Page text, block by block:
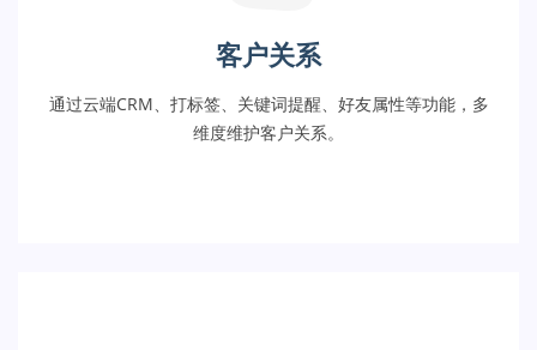
客户关系
通过云端CRM、打标签、关键词提醒、好友属性等功能，多
维度维护客户关系。